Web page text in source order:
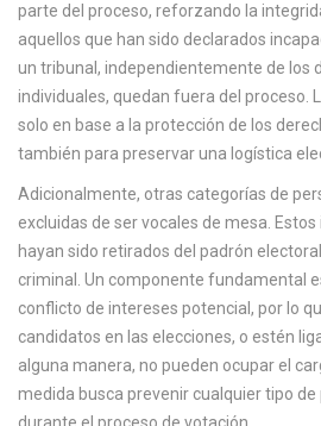
parte del proceso, reforzando la
aquellos que han sido declarados
un tribunal, independientemente de los
individuales, quedan fuera del proceso.
solo en base a la protección de los
también para preservar una logística
Adicionalmente, otras categorías de
excluidas de ser vocales de mesa.
hayan sido retirados del padrón
criminal. Un componente fundamental
conflicto de intereses potencial, por lo
candidatos en las elecciones, o estén
alguna manera, no pueden ocupar el
medida busca prevenir cualquier tipo